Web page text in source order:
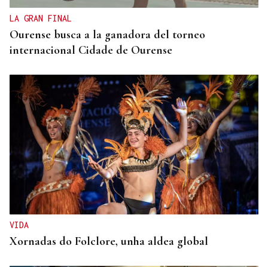
LA GRAN FINAL
Ourense busca a la ganadora del torneo
internacional Cidade de Ourense
VIDA
Xornadas do Folclore, unha aldea global